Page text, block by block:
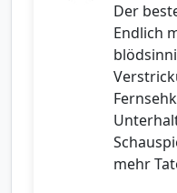
Der
Endlich
mehr